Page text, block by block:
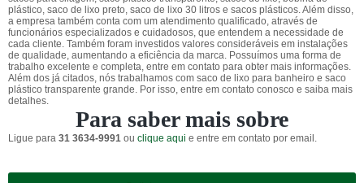
plástico, saco de lixo preto, saco de lixo 30 litros e sacos plásticos. Além disso,
a empresa também conta com um atendimento qualificado, através de
funcionários especializados e cuidadosos, que entendem a necessidade de
cada cliente. Também foram investidos valores consideráveis em instalações
de qualidade, aumentando a eficiência da marca. Possuímos uma forma de
trabalho excelente e completa, entre em contato para obter mais informações.
Além dos já citados, nós trabalhamos com saco de lixo para banheiro e saco
plástico transparente grande. Por isso, entre em contato conosco e saiba mais
detalhes.
Para saber mais sobre
Ligue para 31 3634-9991 ou clique aqui e entre em contato por email.